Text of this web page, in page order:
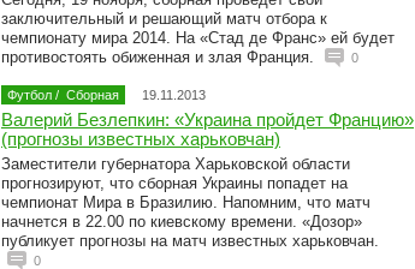
заключительный и решающий матч отбора к
чемпионату мира 2014. На «Стад де Франс» ей будет
противостоять обиженная и злая Франция.
0
Футбол / Сборная 19.11.2013
Валерий Безлепкин: «Украина пройдет Францию»
(прогнозы известных харьковчан)
Заместители губернатора Харьковской области
прогнозируют, что сборная Украины попадет на
чемпионат Мира в Бразилию. Напомним, что матч
начнется в 22.00 по киевскому времени. «Дозор»
публикует прогнозы на матч известных харьковчан.
0